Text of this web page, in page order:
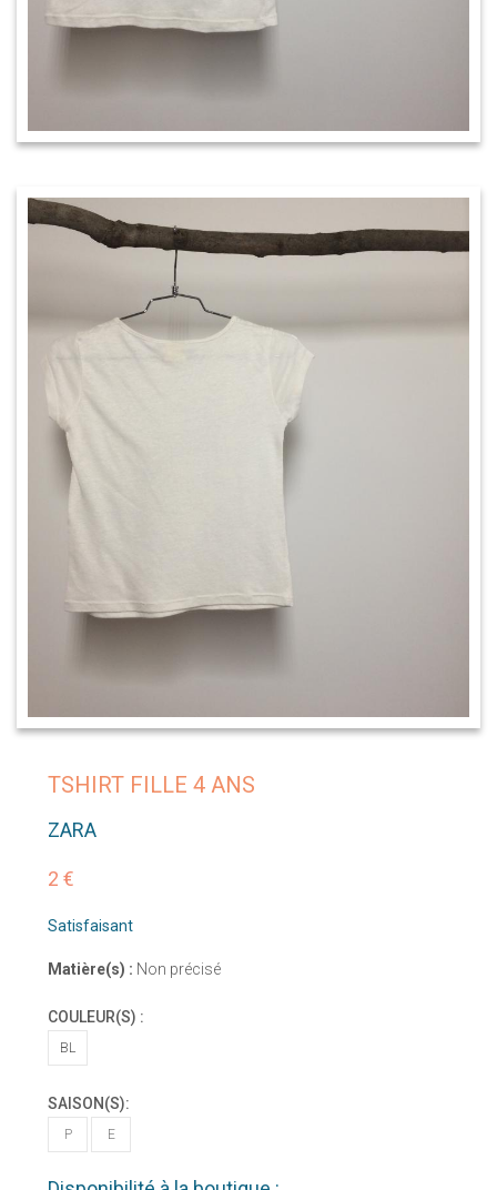
TSHIRT FILLE 4 ANS
ZARA
2 €
Satisfaisant
Matière(s) : Non précisé
COULEUR(S) :
BL
SAISON(S):
P E